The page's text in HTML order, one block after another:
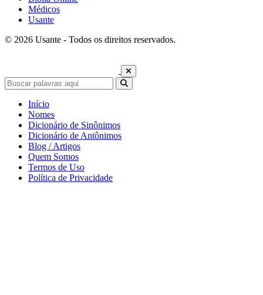
Médicos
Usante
© 2026 Usante - Todos os direitos reservados.
Início
Nomes
Dicionário de Sinônimos
Dicionário de Antônimos
Blog / Artigos
Quem Somos
Termos de Uso
Política de Privacidade